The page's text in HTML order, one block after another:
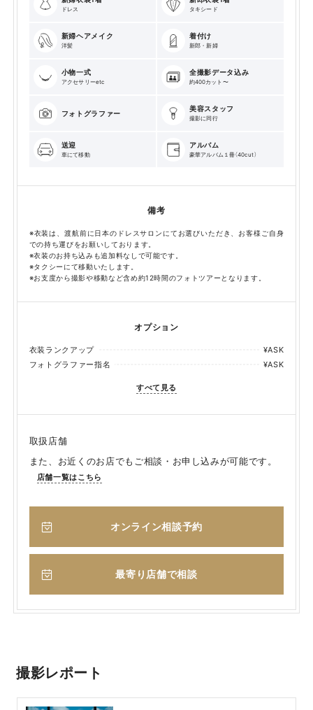
ドレス タキシード
新婦ヘアメイク
洋髪
着付け
新郎・新婦
小物一式
アクセサリーetc
全撮影データ込み
約400カット〜
フォトグラファー
美容スタッフ
撮影に同行
送迎
車にて移動
アルバム
豪華アルバム１冊（40cut）
備考
※衣装は、渡航前に日本のドレスサロンにてお選びいただき、お客様ご自身
での持ち運びをお願いしております。
※衣装のお持ち込みも追加料なしで可能です。
※タクシーにて移動いたします。
※お支度から撮影や移動など含め約12時間のフォトツアーとなります。
オプション
衣装ランクアップ
¥ASK
フォトグラファー指名
¥ASK
すべて見る
取扱店舗
また、お近くのお店でもご相談・お申し込みが可能です。
店舗一覧はこちら
オンライン相談予約
最寄り店舗で相談
撮影レポート